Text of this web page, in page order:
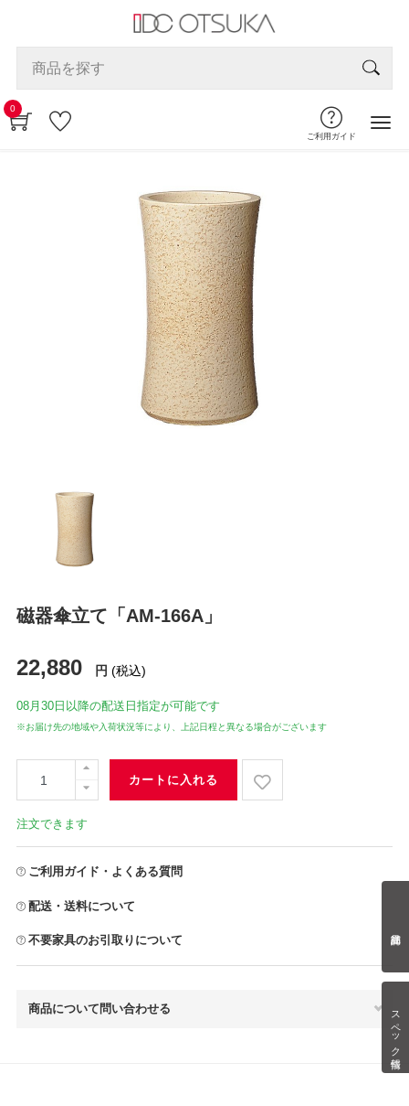
スペック情報
0
ご利用ガイド
磁器傘立て「AM-166A」
22,880 円 (税込)
08月30日 以降の配送日指定が可能です
※お届け先の地域や入荷状況等により、上記日程と異なる場合がございます
カートに入れる
注文できます
ご利用ガイド・よくある質問
配送・送料について
不要家具のお引取りについて
商品について問い合わせる